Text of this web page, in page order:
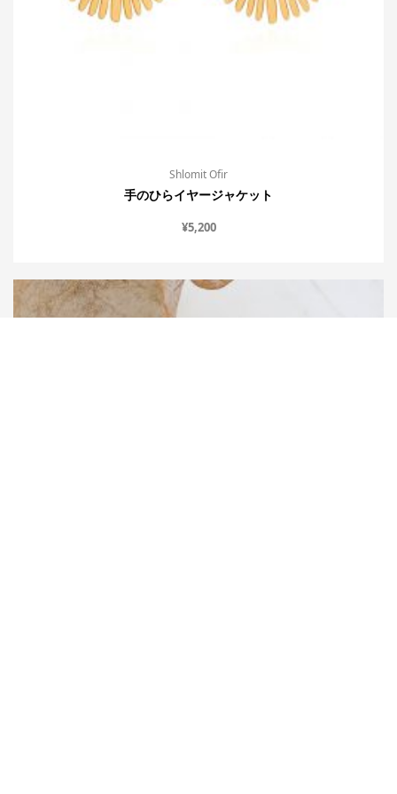
Shlomit Ofir
手のひらイヤージャケット
¥5,200